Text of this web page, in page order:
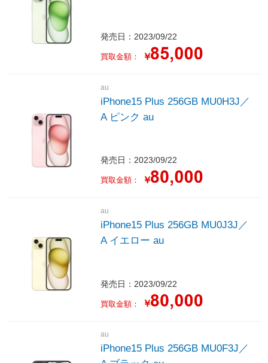
発売日：2023/09/22
買取金額： ￥
au
iPhone15 Plus 256GB MU0H3J／
A ピンク au
発売日：2023/09/22
買取金額： ￥
au
iPhone15 Plus 256GB MU0J3J／
A イエロー au
発売日：2023/09/22
買取金額： ￥
au
iPhone15 Plus 256GB MU0F3J／